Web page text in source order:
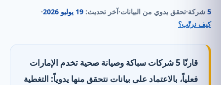
5 شركة·تحقق يدوي من البيانات·آخر تحديث: 19 يوليو 2026
·
كيف نرتّب؟
قارنّا 5 شركات سباكة وصيانة صحية تخدم الإمارات
فعلياً، بالاعتماد على بيانات نتحقق منها يدوياً: التغطية